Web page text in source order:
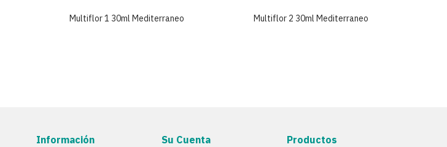
Multiflor 1 30ml Mediterraneo Multiflor 2 30ml Mediterraneo
Información Su Cuenta Productos